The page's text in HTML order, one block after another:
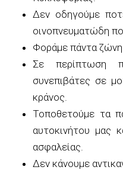
Δεν οδηγούμε
οινοπνευματώδη
Φοράμε πάντα ζώνη
Σε περίπτωση
συνεπιβάτες σε
κράνος.
Τοποθετούμε τα
αυτοκινήτου μας
ασφαλείας.
Δεν κάνουμε